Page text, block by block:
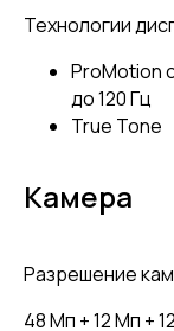
Технологии
ProMotion
до 120 Гц
True Tone
Камера
Разрешение
48 Мп + 12 Мп +